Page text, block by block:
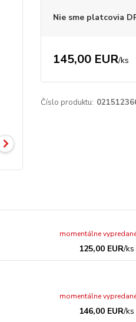
Nie sme platcovia
145,00 EUR/ks
Číslo produktu:
125,00 EUR/ks
momentálne
146,00 EUR/ks
momentálne